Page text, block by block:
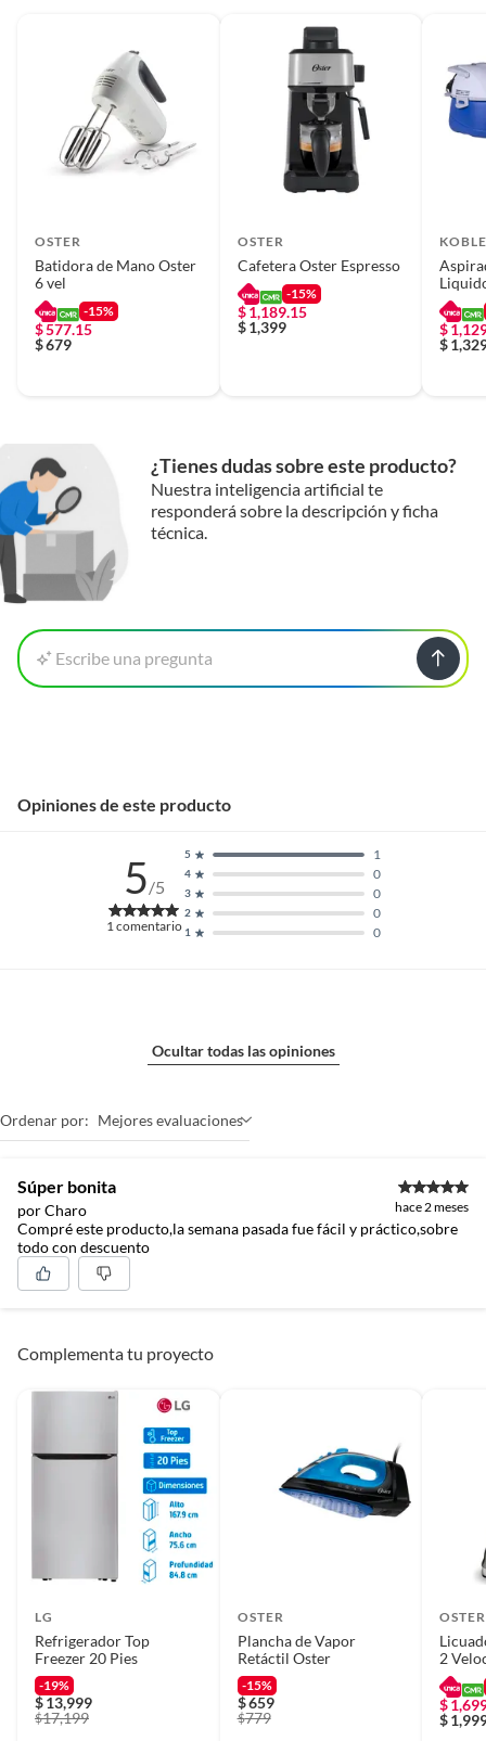
OSTER
Batidora de Mano Oster
6 vel
-15%
$577.15
$679
OSTER
Cafetera Oster Espresso
-15%
$ 1,189.15
$ 1,399
1.75
$
$
¿Tienes dudas sobre este producto?
Nuestra inteligencia artificial te
responderá sobre la descripción y ficha
técnica.
Escribe una pregunta
Opiniones de este producto
5/5
1 comentario 1 0
2 0
3 0
4 0
5 1
Ocultar todas las opiniones
Ordenar por: Mejores evaluaciones
Súper bonita
por Charo hace 2 meses
Compré este producto,la semana pasada fue fácil y práctico,sobre
todo con descuento
Complementa tu proyecto
LG
Refrigerador Top
Freezer 20 Pies
-19%
$13,999
$17,199
OSTER
Plancha de Vapor
Retáctil Oster
-15%
$659
$779
OSTER
2
$
$